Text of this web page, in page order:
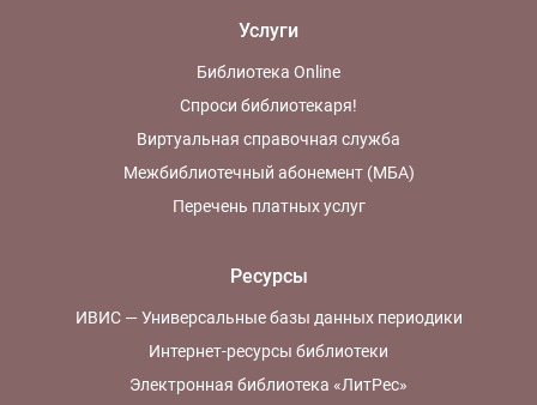
Услуги
Библиотека Online
Спроси библиотекаря!
Виртуальная справочная служба
Межбиблиотечный абонемент (МБА)
Перечень платных услуг
Ресурсы
ИВИС — Универсальные базы данных периодики
Интернет-ресурсы библиотеки
Электронная библиотека «ЛитРес»